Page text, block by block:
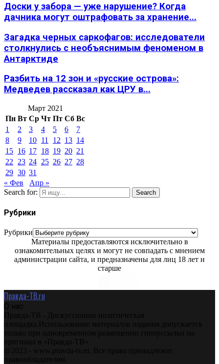
Доски у забора — уже нарушение? Когда
дачника могут оштрафовать за хранение...
Загадка черных саркофагов: исследователи
столкнулись с необъяснимым феноменом в
Антарктиде
Разбить на 12 зон и «русские острова»:
Медведев рассказал как ЦРУ в...
Март 2021
Пн Вт Ср Чт Пт Сб Вс
1
2 3 4 5 6
7
8
9 10 11 12 13 14
15 16 17 18 19 20 21
22
23 24 25 26 27 28
29 30 31
« Фев
Апр »
Search for:
Search
Рубрики
Рубрики
Материалы предоставляются исключительно в
ознакомительных целях и могут не совпадать с мнением
администрации сайта, и предназначены для лиц 18 лет и
старше
Правда-ТВ.ru
О нас
Правда-ТВ - Дискуссионно политическая
площадка.Использование материалов издания допускается
только при одновременном размещении гиперссылки на
оригинал в «Правда-ТВ»
@2023 - www.pravda-tv.ru. Все права принадлежат
правообладателям.